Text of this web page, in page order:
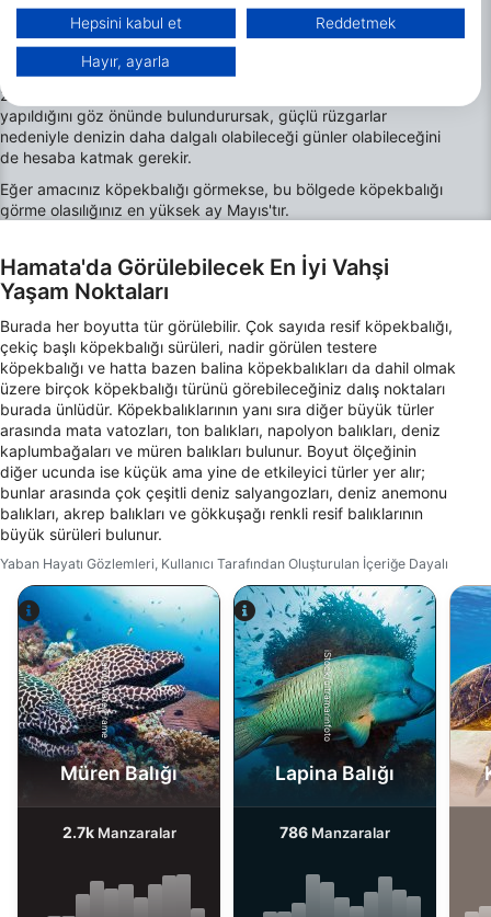
boyunca her zaman ortalamanın üzerinde olması ve dalış
üzerinde aşırı mevsimsel etkilerin olmamasıdır. Görüş mesafesi
genellikle 20-40 metre arasında kalır. Su sıcaklığı Şubat ayında
20 dereceye kadar düşerken, Haziran ve Eylül ayları arasında
28 dereceye kadar yükselir. Dalışların çoğunun teknelerden
yapıldığını göz önünde bulundurursak, güçlü rüzgarlar
nedeniyle denizin daha dalgalı olabileceği günler olabileceğini
de hesaba katmak gerekir.
Eğer amacınız köpekbalığı görmekse, bu bölgede köpekbalığı
görme olasılığınız en yüksek ay Mayıs'tır.
Hamata'da Görülebilecek En İyi Vahşi
Yaşam Noktaları
Burada her boyutta tür görülebilir. Çok sayıda resif köpekbalığı,
çekiç başlı köpekbalığı sürüleri, nadir görülen testere
köpekbalığı ve hatta bazen balina köpekbalıkları da dahil olmak
üzere birçok köpekbalığı türünü görebileceğiniz dalış noktaları
burada ünlüdür. Köpekbalıklarının yanı sıra diğer büyük türler
arasında mata vatozları, ton balıkları, napolyon balıkları, deniz
kaplumbağaları ve müren balıkları bulunur. Boyut ölçeğinin
diğer ucunda ise küçük ama yine de etkileyici türler yer alır;
bunlar arasında çok çeşitli deniz salyangozları, deniz anemonu
balıkları, akrep balıkları ve gökkuşağı renkli resif balıklarının
büyük sürüleri bulunur.
Yaban Hayatı Gözlemleri, Kullanıcı Tarafından Oluşturulan İçeriğe Dayalı
Alamy-WaterFrame
Müren Balığı
2.7kManzaralar
iStock/ultramarinfoto
Lapina Balığı
786 Manzaralar
Veriler Avrupa Birliği dışında paylaşılabilir ve ABD'ye gönderilebilir.
Onayınız ve cookie politikası yalnızca bu web sitesi/uygulama için
Verilerinizi aşağıdaki amaçlarla kullanıyoruz:
IAB işleme amaçları:
onlara cihazdan erişmek
Kişiselleştirilmiş reklam için profiller
oluşturmak
Kişiselleştirilmiş reklam seçmek için
profilleri kullanmak
İçeriği kişiselleştirmek için profiller
oluşturmak
Kişiselleştirilmiş içerik seçmek için profilleri
kullanmak
Reklam performansını ölçmek
İçerik performansını ölçmek
İstatistikler veya farklı kaynaklardan gelen
verilerin bileşimleri yoluyla hedef kitleleri
anlamak
Hizmetleri geliştirmek ve iyileştirmek
İçerik seçmek için sınırlı veri kullanmak
IAB Özel Özellikleri:
Kesin coğrafi konum verilerini kullanmak
cihazları belirlemek
Hepsini kabul et Reddetmek
Hayır, ayarla